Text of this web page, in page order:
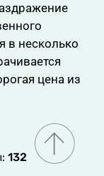
в несколько
цена из
132